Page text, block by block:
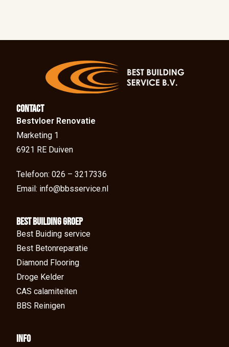
Contact
Bestvloer Renovatie
Marketing 1
6921 RE Duiven
Telefoon: 026 – 3217336
Email: info@bbsservice.nl
BEst Building groep
Best Buiding service
Best Betonreparatie
Diamond Flooring
Droge Kelder
CAS calamiteiten
BBS Reinigen
Info